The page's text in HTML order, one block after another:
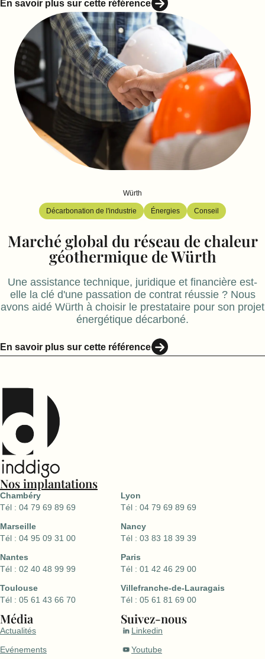
En savoir plus sur cette référence
Würth
Décarbonation de l'industrie Énergies Conseil
Marché global du réseau de chaleur
géothermique de Würth
Une assistance technique, juridique et financière est-
elle la clé d'une passation de contrat réussie ? Nous
avons aidé Würth à choisir le prestataire pour son projet
énergétique décarboné.
En savoir plus sur cette référence
Nos implantations
Chambéry
Tél : 04 79 69 89 69
Lyon
Tél : 04 79 69 89 69
Marseille
Tél : 04 95 09 31 00
Nancy
Tél : 03 83 18 39 39
Nantes
Tél : 02 40 48 99 99
Paris
Tél : 01 42 46 29 00
Toulouse
Tél : 05 61 43 66 70
Villefranche-de-Lauragais
Tél : 05 61 81 69 00
Média
Actualités
Evénements
Suivez-nous
Linkedin
Youtube